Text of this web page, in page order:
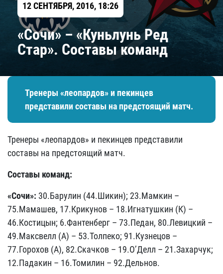
12 СЕНТЯБРЯ, 2016, 18:26
«Сочи» – «Куньлунь Ред
Стар». Составы команд
Тренеры «леопардов» и пекинцев
представили составы на предстоящий матч.
Тренеры «леопардов» и пекинцев представили
составы на предстоящий матч.
Составы команд:
«Сочи»: 30.Барулин (44.Шикин); 23.Мамкин –
75.Мамашев, 17.Крикунов – 18.Игнатушкин (К) –
46.Костицын; 6.Фантенберг – 73.Педан, 80.Левицкий –
49.Максвелл (А) – 53.Толпеко; 91.Кузнецов –
77.Горохов (А), 82.Скачков – 19.О’Делл – 21.Захарчук;
12.Падакин – 16.Томилин – 92.Дельнов.